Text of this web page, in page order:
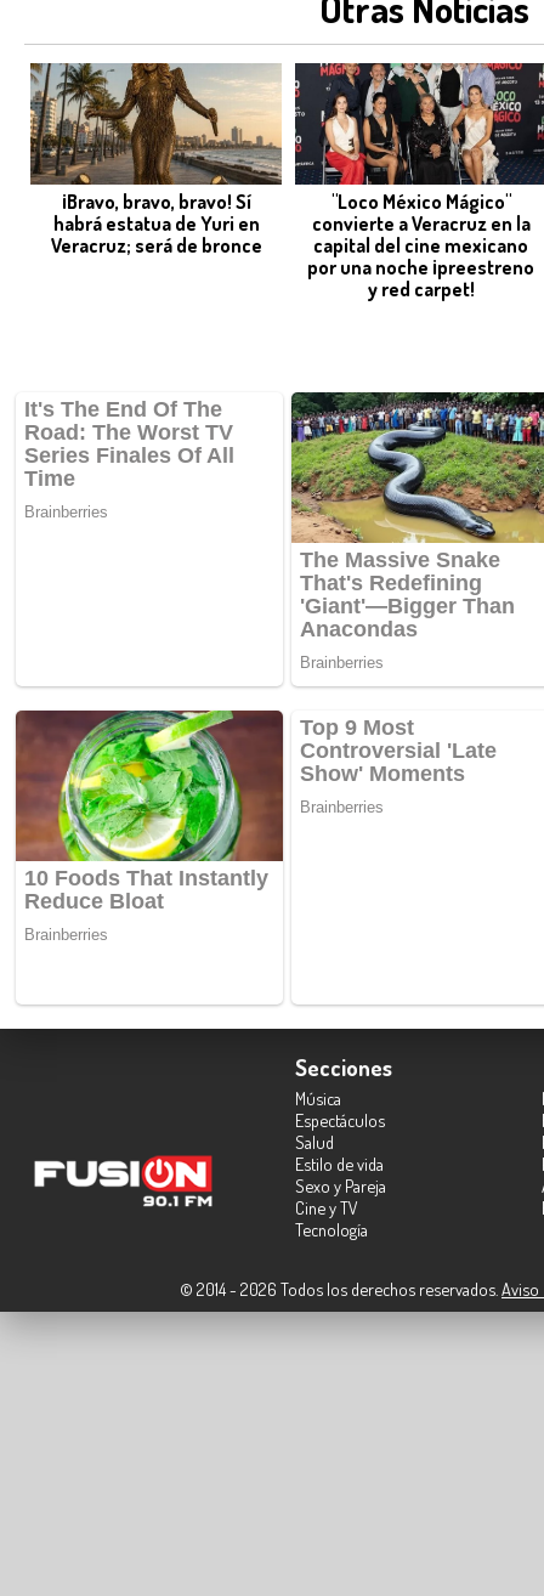
¡Bravo, bravo, bravo! Sí
habrá estatua de Yuri en
Veracruz; será de bronce
"Loco México Mágico"
convierte a Veracruz en la
capital del cine mexicano
por una noche ¡preestreno
y red carpet!
Secciones
Música
Espectáculos
Salud
Estilo de vida
Sexo y Pareja
Cine y TV
Tecnología
© 2014 - 2026 Todos los derechos reservados. Aviso